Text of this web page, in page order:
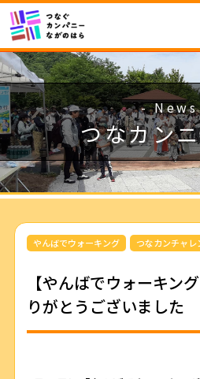
-
つなカン
やんばでウォーキング つなカンチャレ
【やんばでウォーキン
りがとうございました